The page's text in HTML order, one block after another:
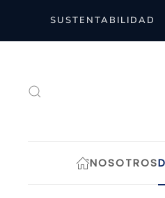
Skip to main content
SUSTENTABILIDAD
NOSOTROS